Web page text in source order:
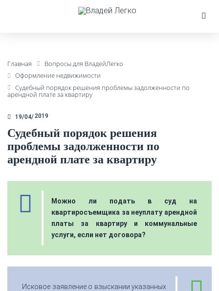
Главная
Вопросы для ВладейЛегко
Оформление недвижимости
Судебный порядок решения проблемы задолженности по
арендной плате за квартиру
19/04 2019
Судебный порядок решения
проблемы задолженности по
арендной плате за квартиру
Можно ли подать в суд на
квартиросъемщика за неуплату арендной
платы за квартиру и коммунальные
услуги, если нет договора?
Исковое заявление о взыскании указанных